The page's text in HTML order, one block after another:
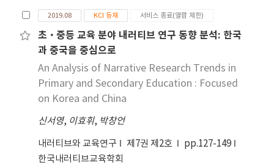
2019.08 KCI 등재 서비스 종료(열람 제한)
초·중등 교육 분야 내러티브 연구 동향 분석: 한국
과 중국을 중심으로
An Analysis of Narrative Research Trends in
Primary and Secondary Education : Focused
on Korea and China
신서영, 이효휘, 박창언
내러티브와 교육연구 제7권 제2호
pp.127-149
한국내러티브교육학회